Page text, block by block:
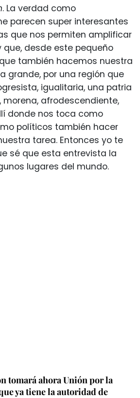
. La verdad como
parecen super interesantes
que nos permiten amplificar
que, desde este pequeño
también hacemos nuestra
grande, por una región que
igualitaria, una patria
afrodescendiente,
donde nos toca como
políticos también hacer
tarea. Entonces yo te
sé que esta entrevista la
lugares del mundo.
tomará ahora Unión por la
ya tiene la autoridad de